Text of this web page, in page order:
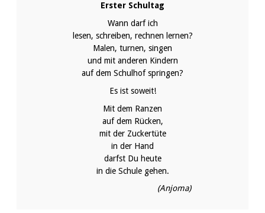
Erster Schultag
Wann darf ich
lesen, schreiben, rechnen lernen?
Malen, turnen, singen
und mit anderen Kindern
auf dem Schulhof springen?
Es ist soweit!
Mit dem Ranzen
auf dem Rücken,
mit der Zuckertüte
in der Hand
darfst Du heute
in die Schule gehen.
(Anjoma)